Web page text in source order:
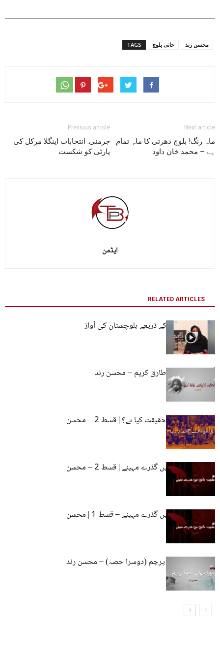
TAGS حانی بلوچ محسن رند
Previous article
جرمنی: انتخابات اینگلا مرکل کی
پارٹی کو شکست
Next article
ماہ رنگ! بلوچ دھرتی کا ماہِ تمام
ہے – محمد خان داود
ایڈمن
RELATED ARTICLES
حانی بلوچ: آرٹ کے ذریعے بلوچستان کی آواز
اُجالوں کا پیامبر طارق کریم – محسن رند
ہانی بلوچ واقعہ،حقیقت کیا ہے؟ | قسط 2 – محسن
رند
عقوبت خانوں میں گذرے مہینے | قسط 2 – محسن
رند
عقوبت خانوں میں گذرے مہینے – قسط 1 | محسن
رند
میرا خواب، میرا پرچم (دوسرا حصہ) – محسن رند